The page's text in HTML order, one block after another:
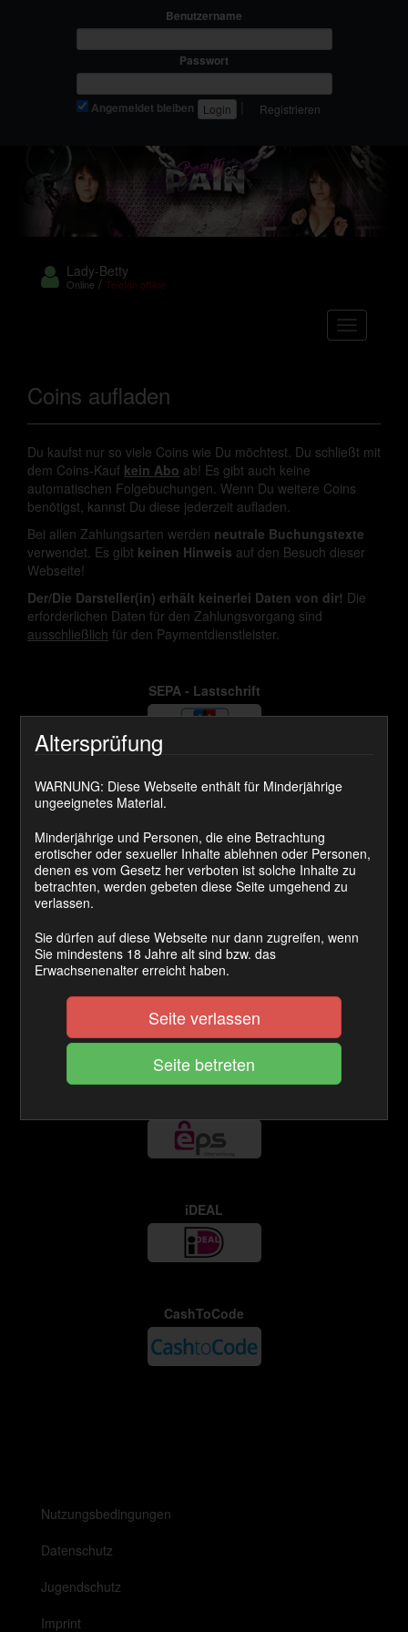
Benutzername
Passwort
Angemeldet bleiben Registrieren
Lady-Betty
Online /Telefon offline
Coins aufladen
Du kaufst nur so viele Coins wie Du möchtest. Du schließt mit
dem Coins-Kauf kein Abo ab! Es gibt auch keine
automatischen Folgebuchungen. Wenn Du weitere Coins
benötigst, kannst Du diese jederzeit aufladen.
Bei allen Zahlungsarten werden neutrale Buchungstexte
verwendet. Es gibt keinen Hinweis auf den Besuch dieser
Webseite!
Der/Die Darsteller(in) erhält keinerlei Daten von dir! Die
erforderlichen Daten für den Zahlungsvorgang sind
ausschließlich für den Paymentdienstleister.
SEPA - Lastschrift
SOFORT ÜBERWEISEN
VISA / MASTERCARD
GiroPay
iDEAL
CashToCode
Nutzungsbedingungen
Datenschutz
Jugendschutz
Imprint
Altersprüfung
WARNUNG: Diese Webseite enthält für Minderjährige
ungeeignetes Material.
Minderjährige und Personen, die eine Betrachtung
erotischer oder sexueller Inhalte ablehnen oder Personen,
denen es vom Gesetz her verboten ist solche Inhalte zu
betrachten, werden gebeten diese Seite umgehend zu
verlassen.
Sie dürfen auf diese Webseite nur dann zugreifen, wenn
Sie mindestens 18 Jahre alt sind bzw. das
Erwachsenenalter erreicht haben.
Seite verlassen